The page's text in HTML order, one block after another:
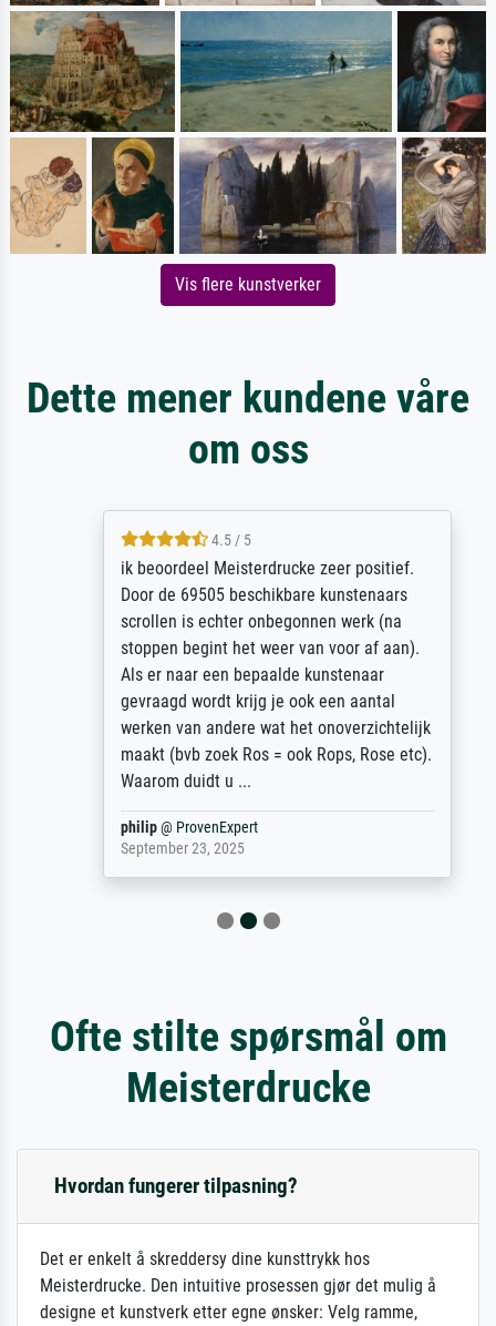
Vis flere kunstverker
Dette mener kundene våre
om oss
4.5 / 5
ik beoordeel Meisterdrucke zeer positief.
Door de 69505 beschikbare kunstenaars
scrollen is echter onbegonnen werk (na
stoppen begint het weer van voor af aan).
Als er naar een bepaalde kunstenaar
gevraagd wordt krijg je ook een aantal
werken van andere wat het onoverzichtelijk
maakt (bvb zoek Ros = ook Rops, Rose etc).
Waarom duidt u ...
philip@ProvenExpert
September 23, 2025
Ofte stilte spørsmål om
Meisterdrucke
Hvordan fungerer tilpasning?
Det er enkelt å skreddersy dine kunsttrykk hos
Meisterdrucke. Den intuitive prosessen gjør det mulig å
designe et kunstverk etter egne ønsker: Velg ramme,